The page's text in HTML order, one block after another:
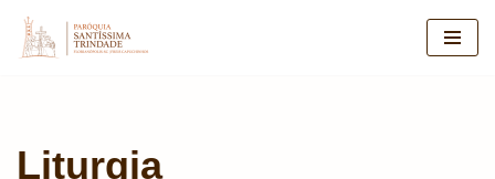
Pular
Liturgia